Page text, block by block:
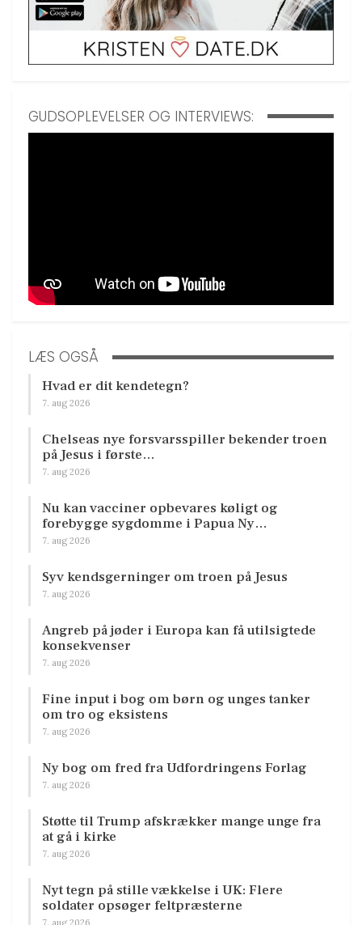
GUDSOPLEVELSER OG INTERVIEWS:
LÆS OGSÅ
Hvad er dit kendetegn?
7. aug 2026
Chelseas nye forsvarsspiller bekender troen
på Jesus i første…
7. aug 2026
Nu kan vacciner opbevares køligt og
forebygge sygdomme i Papua Ny…
7. aug 2026
Syv kendsgerninger om troen på Jesus
7. aug 2026
Angreb på jøder i Europa kan få utilsigtede
konsekvenser
7. aug 2026
Fine input i bog om børn og unges tanker
om tro og eksistens
7. aug 2026
Ny bog om fred fra Udfordringens Forlag
7. aug 2026
Støtte til Trump afskrækker mange unge fra
at gå i kirke
7. aug 2026
Nyt tegn på stille vækkelse i UK: Flere
soldater opsøger feltpræsterne
7. aug 2026